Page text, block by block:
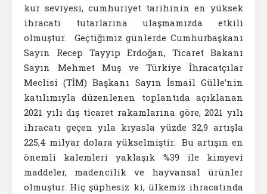
kur seviyesi, cumhuriyet tarihinin en yüksek
ihracatı tutarlarına ulaşmamızda etkili
olmuştur. Geçtiğimiz günlerde Cumhurbaşkanı
Sayın Recep Tayyip Erdoğan, Ticaret Bakanı
Sayın Mehmet Muş ve Türkiye İhracatçılar
Meclisi (TİM) Başkanı Sayın İsmail Gülle’nin
katılımıyla düzenlenen toplantıda açıklanan
2021 yılı dış ticaret rakamlarına göre, 2021 yılı
ihracatı geçen yıla kıyasla yüzde 32,9 artışla
225,4 milyar dolara yükselmiştir. Bu artışın en
önemli kalemleri yaklaşık %39 ile kimyevi
maddeler, madencilik ve hayvansal ürünler
olmuştur. Hiç şüphesiz ki, ülkemiz ihracatında